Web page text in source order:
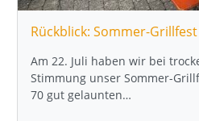
Rückblick: Sommer-
Am 22. Juli haben wir bei
Stimmung unser Sommer-
70 gut gelaunten…